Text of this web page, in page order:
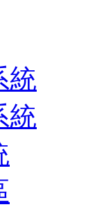
統
統